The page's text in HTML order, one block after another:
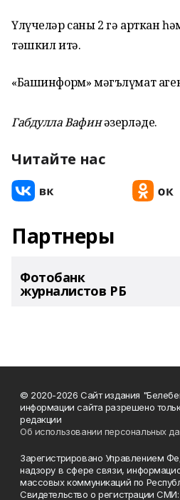
Үлүчеләр саны 2 гә арткан
тәшкил итә.
«Башинформ» мәгълүмат
Габдулла Вафинәзерләде.
Читайте нас
Партнеры
Фотобанк
журналистов РБ
© 2020-2026 Сайт издания
информации сайта разрешено
редакции
Об использовании персональных
Зарегистрировано Управлением
надзору в сфере связи,
массовых коммуникаций по
Свидетельство о регистрации